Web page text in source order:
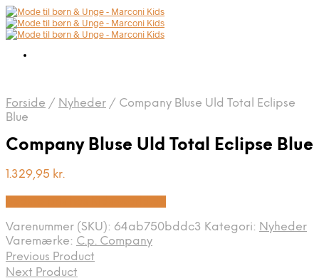
Forside / Nyheder / Company Bluse Uld Total Eclipse
Blue
Company Bluse Uld Total Eclipse Blue
1.329,95 kr.
Varenummer (SKU): 64ab750bddc3 Kategori: Nyheder
Varemærke: C.p. Company
Previous Product
Next Product